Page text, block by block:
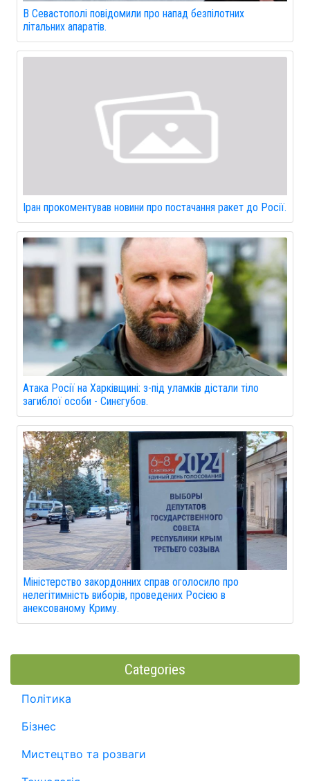
В Севастополі повідомили про напад безпілотних
літальних апаратів.
Іран прокоментував новини про постачання ракет до Росії.
Атака Росії на Харківщині: з-під уламків дістали тіло
загиблої особи - Синєгубов.
Міністерство закордонних справ оголосило про
нелегітимність виборів, проведених Росією в
анексованому Криму.
Categories
Політика
Бізнес
Мистецтво та розваги